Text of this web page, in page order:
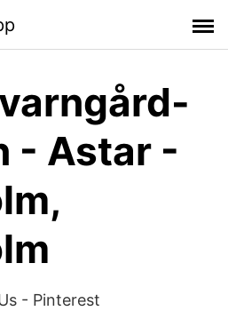
- Astar -
- Pinterest